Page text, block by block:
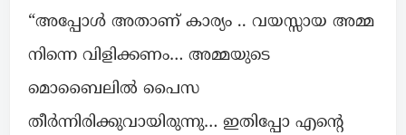
“അപ്പോൾ അതാണ്‌ കാര്യം .. വയസ്സായ അമ്മ
നിന്നെ വിളിക്കണം… അമ്മയുടെ
മൊബൈലിൽ പൈസ
തീർന്നിരിക്കുവായിരുന്നു… ഇതിപ്പോ എന്റെ